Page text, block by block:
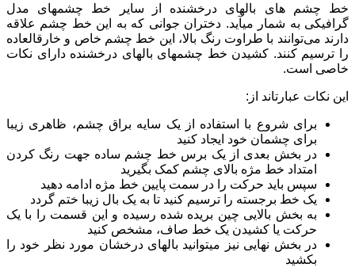
خط چشم‏ های بال‏های درخشنده از سایر خط ‎چشم‏های مدل
گرافیکی به شمار می‏آید. دختران جوانی که به این خط چشم علاقه
دارند می‌توانند با طراوت رنگ بالا، این خط چشم خاص و خارق‏العاده
را ترسیم کنند. کشیدن خط چشم‏های بال‏های درخشنده دارای نکات
خاصی است.
این نکات عبارت‎اند از:
برای شروع با استفاده از یک سایه براق چشم، ظاهری زیبا
برای چشمان خود ایجاد کنید
در بخش بعدی از یک برس خط چشم ساده جهت رنگ کردن
امتداد خط مژه بالای چشم کمک بگیرید
سپس باید حرکت را در سمت پایین خط مژه ادامه دهید
یک خط برجسته را ترسیم کنید تا به یک بال زیبا ختم گردد
به بخش بالایی چین بریده شده رسیده و این قسمت را با یک
حرکت یا کشیدن یک خط صاف، مشخص کنید
در بخش نهایی نیز می‏توانید بال‏های درخشان مورد نظر خود را
بکشید